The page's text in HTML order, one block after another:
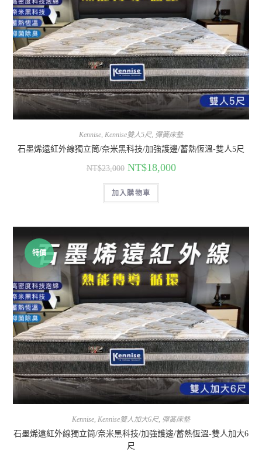
Kennise, Kennise雙人5尺, 彈簧床墊
石墨烯遠紅外線獨立筒/奈米黑科技/加強護邊/蓄熱恆溫-雙人5尺
NT$23,000 NT$18,000
加入購物車
特價
Kennise Kennise雙人加大6尺, 彈簧床墊
石墨烯遠紅外線獨立筒/奈米黑科技/加強護邊/蓄熱恆溫-雙人加大6
尺